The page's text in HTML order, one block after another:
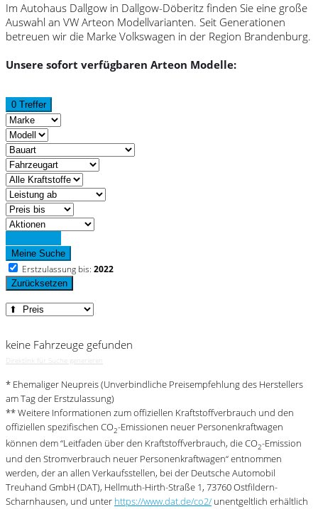
Im Autohaus Dallgow in Dallgow-Döberitz finden Sie eine große
Auswahl an VW Arteon Modellvarianten. Seit Generationen
betreuen wir die Marke Volkswagen in der Region Brandenburg.
Unsere sofort verfügbaren Arteon Modelle:
0 Treffer
Meine Suche
Erstzulassung bis: 2022
Zurücksetzen
keine Fahrzeuge gefunden
Direktlink für Suche generieren
* Ehemaliger Neupreis (Unverbindliche Preisempfehlung des Herstellers
am Tag der Erstzulassung)
** Weitere Informationen zum offiziellen Kraftstoffverbrauch und den
offiziellen spezifischen CO2-Emissionen neuer Personenkraftwagen
können dem “Leitfaden über den Kraftstoffverbrauch, die CO2-Emission
und den Stromverbrauch neuer Personenkraftwagen“ entnommen
werden, der an allen Verkaufsstellen, bei der Deutsche Automobil
Treuhand GmbH (DAT), Hellmuth-Hirth-Straße 1, 73760 Ostfildern-
Scharnhausen, und unter https://www.dat.de/co2/unentgeltlich erhältlich